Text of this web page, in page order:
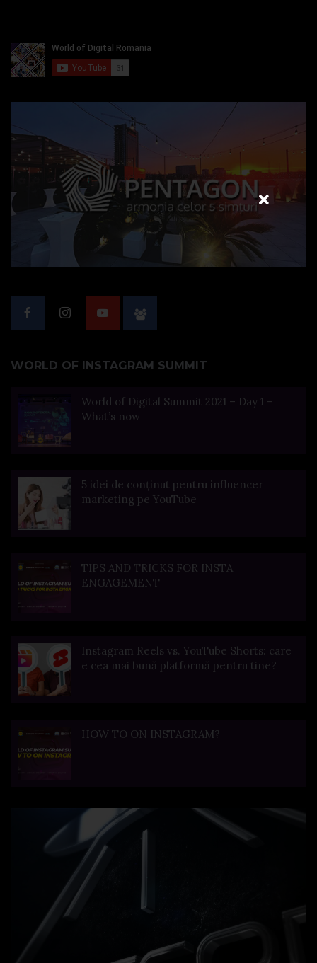
WORLD OF INSTAGRAM SUMMIT
World of Digital Summit 2021 – Day 1 –
What’s now
5 idei de conținut pentru influencer
marketing pe YouTube
TIPS AND TRICKS FOR INSTA
ENGAGEMENT
Instagram Reels vs. YouTube Shorts: care
e cea mai bună platformă pentru tine?
HOW TO ON INSTAGRAM?